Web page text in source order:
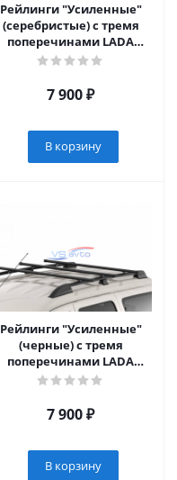
Рейлинги "Усиленные"
(серебристые) с тремя
поперечинами LADA
Largus c 2012- (LLA551503)
7 900₽
В корзину
Рейлинги "Усиленные"
(черные) с тремя
поперечинами LADA
Largus c 2012- (LLA551504)
7 900₽
В корзину